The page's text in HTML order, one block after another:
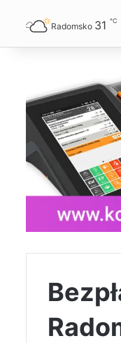
Radomsko 31 ℃